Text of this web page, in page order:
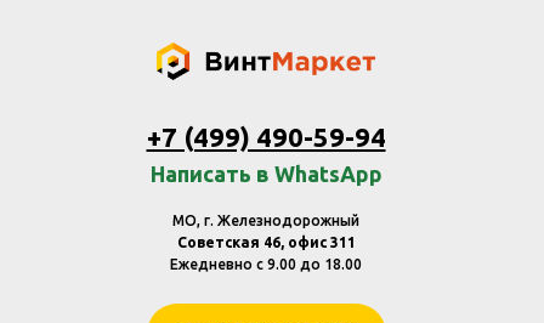
+7 (499) 490-59-94
Написать в WhatsApp
МО, г. Железнодорожный
Советская 46, офис 311
Ежедневно с 9.00 до 18.00